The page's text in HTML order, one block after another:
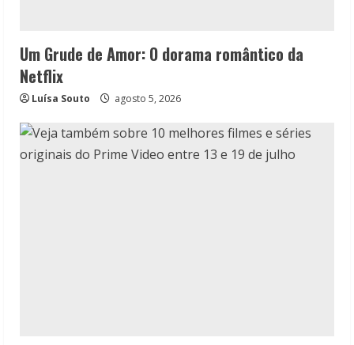
Um Grude de Amor: O dorama romântico da
Netflix
Luísa Souto agosto 5, 2026